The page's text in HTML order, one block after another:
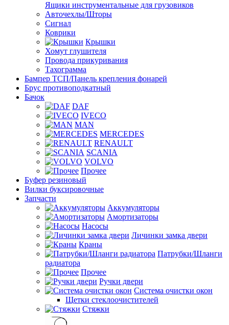
Ящики инструментальные для грузовиков
Авточехлы/Шторы
Сигнал
Коврики
Крышки
Хомут глушителя
Провода прикуривания
Тахограмма
Бампер ТСП/Панель крепления фонарей
Брус противоподкатный
Бачок
DAF
IVECO
MAN
MERCEDES
RENAULT
SCANIA
VOLVO
Прочее
Буфер резиновый
Вилки буксировочные
Запчасти
Аккумуляторы
Амортизаторы
Насосы
Личинки замка двери
Краны
Патрубки/Шланги
радиатора
Прочее
Ручки двери
Система очистки окон
Щетки стеклоочистителей
Стяжки